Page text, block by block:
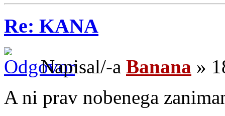
Re: KANA
Napisal/-a Banana »
A ni prav nobenega